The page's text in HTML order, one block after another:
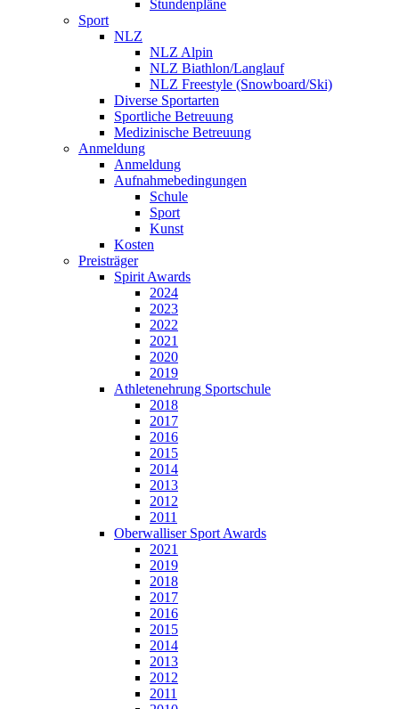
Stundenpläne
Sport
NLZ
NLZ Alpin
NLZ Biathlon/Langlauf
NLZ Freestyle (Snowboard/Ski)
Diverse Sportarten
Sportliche Betreuung
Medizinische Betreuung
Anmeldung
Anmeldung
Aufnahmebedingungen
Schule
Sport
Kunst
Kosten
Preisträger
Spirit Awards
2024
2023
2022
2021
2020
2019
Athletenehrung Sportschule
2018
2017
2016
2015
2014
2013
2012
2011
Oberwalliser Sport Awards
2021
2019
2018
2017
2016
2015
2014
2013
2012
2011